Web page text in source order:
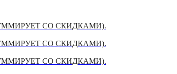
СО СКИДКАМИ).
СО СКИДКАМИ).
СО СКИДКАМИ).